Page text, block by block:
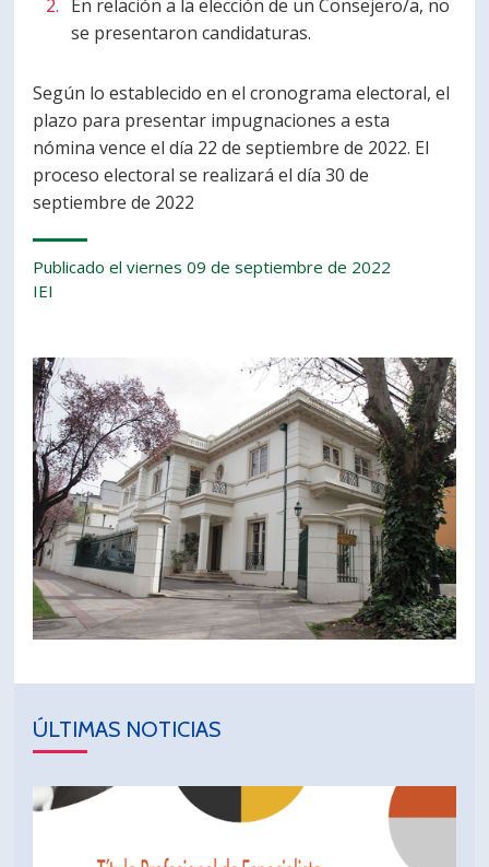
En relación a la elección de un Consejero/a, no
se presentaron candidaturas.
Según lo establecido en el cronograma electoral, el
plazo para presentar impugnaciones a esta
nómina vence el día 22 de septiembre de 2022. El
proceso electoral se realizará el día 30 de
septiembre de 2022
Publicado el viernes 09 de septiembre de 2022
IEI
ÚLTIMAS NOTICIAS